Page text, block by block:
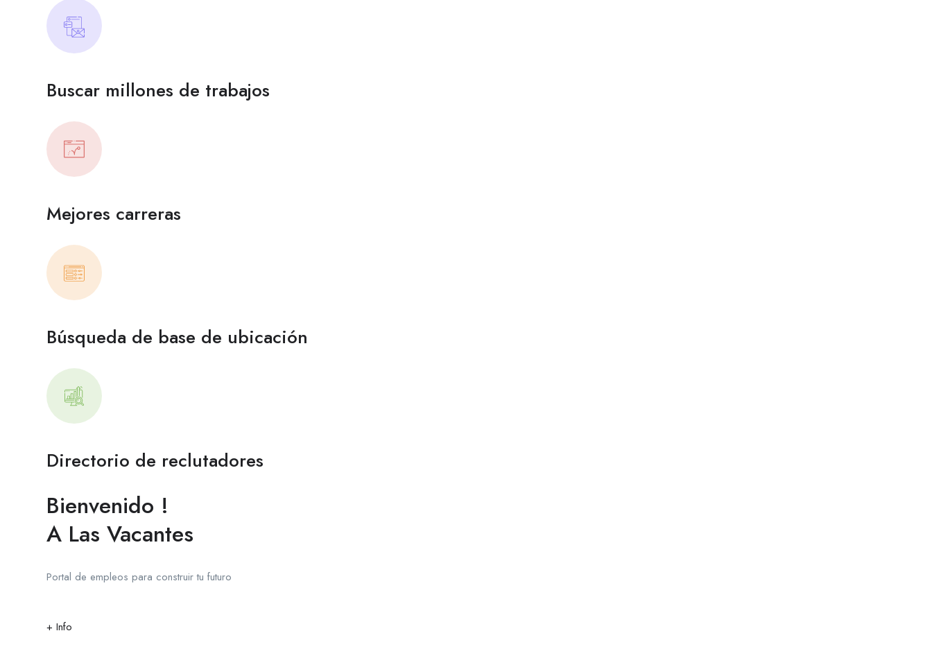
Buscar millones de trabajos
Mejores carreras
Búsqueda de base de ubicación
Directorio de reclutadores
Bienvenido !
A Las Vacantes
Portal de empleos para construir tu futuro
+ Info